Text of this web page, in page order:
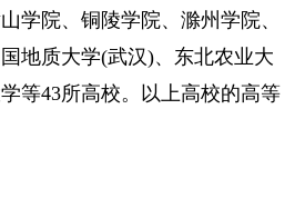
学院、铜陵学院、滁州学院、
地质大学(武汉)、东北农业大
等43所高校。以上高校的高等